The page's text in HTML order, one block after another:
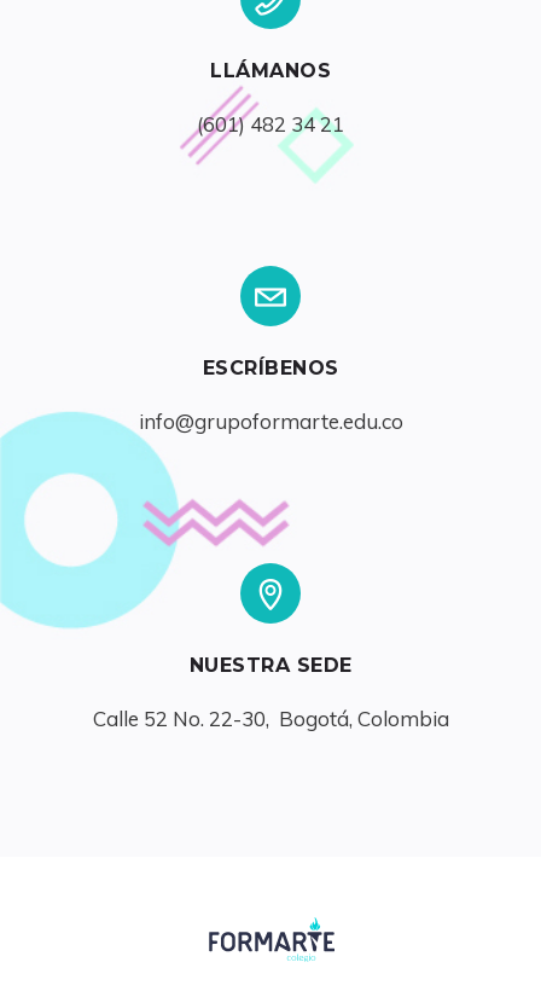
LLÁMANOS
(601) 482 34 21
ESCRÍBENOS
info@grupoformarte.edu.co
NUESTRA SEDE
Calle 52 No. 22-30,  Bogotá, Colombia